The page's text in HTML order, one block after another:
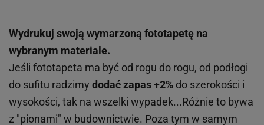
Wydrukuj swoją wymarzoną fototapetę na
wybranym materiale.
Jeśli fototapeta ma być od rogu do rogu, od podłogi
do sufitu radzimy dodać zapas +2% do szerokości i
wysokości, tak na wszelki wypadek...Różnie to bywa
z "pionami" w budownictwie. Poza tym w samym